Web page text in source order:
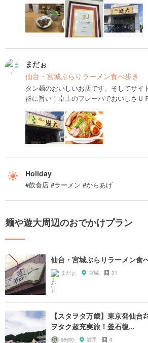
まだぉ
仙台・宮城ぶらりラーメン食べ歩き
タン麺のおいしいお店です。そしてサイ
群に旨い！卓上のフレーバでおいしさＵ
Holiday
#飲食店 #ラーメン #からあげ
麺や遊大周辺のおでかけプラン
仙台・宮城ぶらりラーメン食
まだぉ 宮城 31
【スタヲタ万歳】東京発仙
ヲタク超充実旅！釜石復...
seijiro 岩手 0